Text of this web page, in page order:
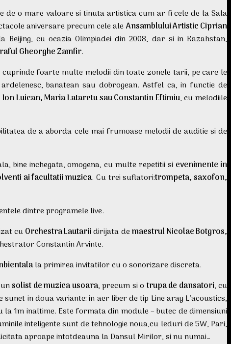
de o mare valoare si tinuta artistica cum ar fi cele de la Sala
aniversare precum cele aleAnsamblului Artistic Ciprian
cu ocazia Olimpiadei din 2008, dar si in Kazahstan,
Gheorghe Zamfir.
foarte multe melodii din toate zonele tarii, pe care le
banatean sau dobrogean. Astfel ca, in functie de
Ion Luican, Maria Lataretu sau Constantin Eftimiu, cu melodiile
de a aborda cele mai frumoase melodii de auditie si de
bine inchegata, omogena, cu multe repetitii si evenimente in
ai facultatii muzica. Cu trei suflatori:trompeta, saxofon,
dintre programele live.
cu Orchestra Lautariidirijata demaestrul Nicolae Botgros,
Constantin Arvinte.
la primirea invitatilor cu o sonorizare discreta.
solist de muzica usoara, precum si otrupa de dansatori, cu
in doua variante: in aer liber de tip Line aray L’acoustics,
1m inaltime. Este formata din module – butec de dimensiuni
inteligente sunt de tehnologie noua,cu leduri de 5W, Pari,
aproape intotdeauna la Dansul Mirilor, si nu numai…